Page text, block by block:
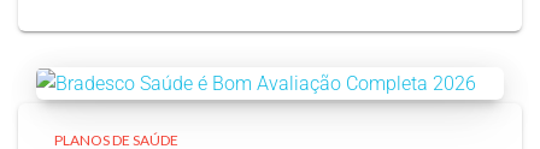
PLANOS DE SAÚDE